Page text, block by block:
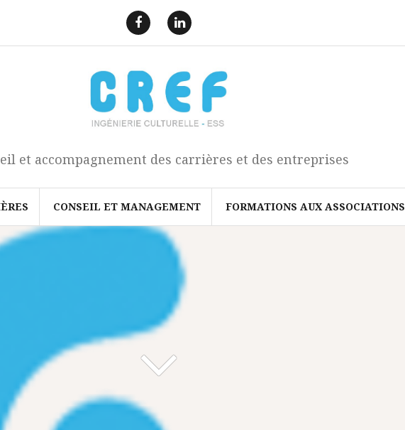
a
c
b
o
k
i
k
e
d
I
n
et accompagnement des carrières et des entreprises
CONSEIL ET MANAGEMENT FORMATIONS AUX ASSOCIATIONS